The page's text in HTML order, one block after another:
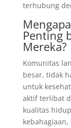
terhubung
Penting
Mereka?
Komunitas
besar, tidak
untuk
aktif terlibat
kualitas